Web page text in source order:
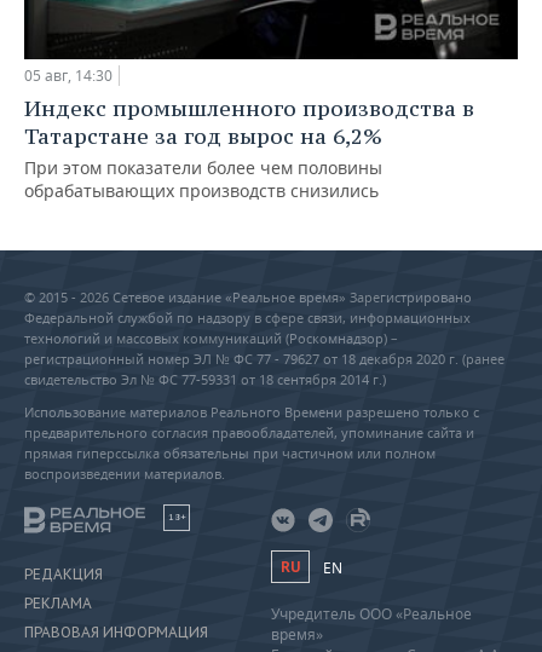
05 авг, 14:30
Индекс промышленного производства в
Татарстане за год вырос на 6,2%
При этом показатели более чем половины
обрабатывающих производств снизились
© 2015 - 2026 Сетевое издание «Реальное время» Зарегистрировано
Федеральной службой по надзору в сфере связи, информационных
технологий и массовых коммуникаций (Роскомнадзор) –
регистрационный номер ЭЛ № ФС 77 - 79627 от 18 декабря 2020 г. (ранее
свидетельство Эл № ФС 77-59331 от 18 сентября 2014 г.)
Использование материалов Реального Времени разрешено только с
предварительного согласия правообладателей, упоминание сайта и
прямая гиперссылка обязательны при частичном или полном
воспроизведении материалов.
18+
РЕДАКЦИЯ
РЕКЛАМА
ПРАВОВАЯ ИНФОРМАЦИЯ
RU EN
Учредитель ООО «Реальное
время»